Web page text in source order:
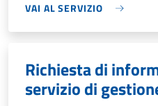
VAI AL SERVIZIO
Richiesta di
servizio di